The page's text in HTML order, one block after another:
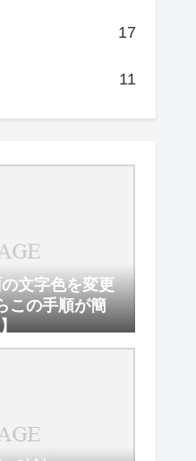
17
11
文字色を変更
この手順が簡